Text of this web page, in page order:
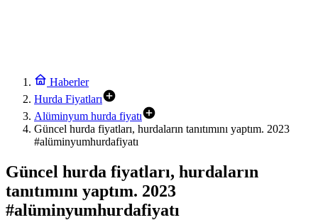
Haberler
Hurda Fiyatları
Alüminyum hurda fiyatı
Güncel hurda fiyatları, hurdaların tanıtımını yaptım. 2023
#alüminyumhurdafiyatı
Güncel hurda fiyatları, hurdaların
tanıtımını yaptım. 2023
#alüminyumhurdafiyatı